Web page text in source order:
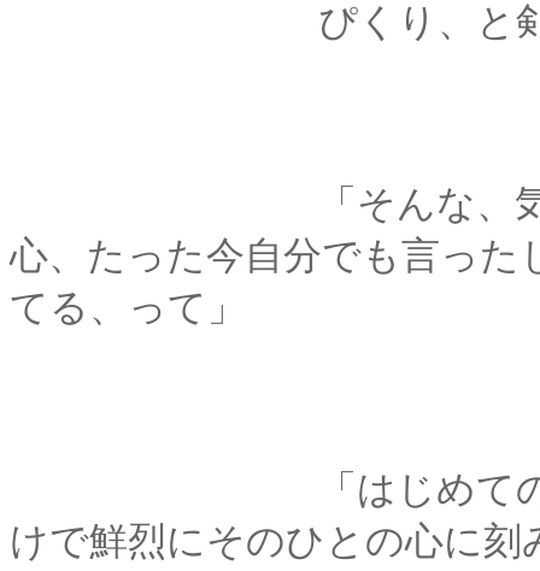
ぴくり、と剣心の
「そんな、気にする
心、たった今自分でも言った
てる、って」
「はじめての恋」と
けで鮮烈にそのひとの心に